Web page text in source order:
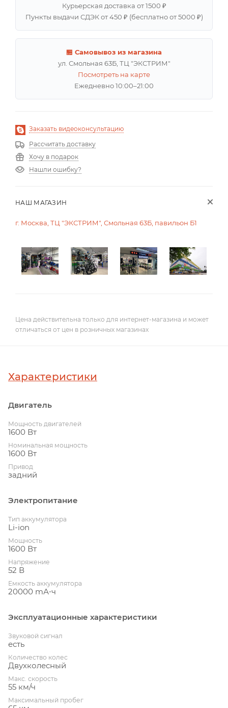
Курьерская доставка от 1500 ₽
Пункты выдачи СДЭК от 450 ₽ (бесплатно от 5000 ₽)
🏪 Самовывоз из магазина
ул. Смольная 63Б, ТЦ "ЭКСТРИМ"
Посмотреть на карте
Ежедневно 10:00–21:00
Заказать видеоконсультацию
Рассчитать доставку
Хочу в подарок
Нашли ошибку?
НАШ МАГАЗИН
г. Москва, ТЦ "ЭКСТРИМ", Смольная 63Б, павильон Б1
Цена действительна только для интернет-магазина и может
отличаться от цен в розничных магазинах
Характеристики
Двигатель
Мощность двигателей
1600 Вт
Номинальная мощность
1600 Вт
Привод
задний
Электропитание
Тип аккумулятора
Li-ion
Мощность
1600 Вт
Напряжение
52 В
Емкость аккумулятора
20000 mА⋅ч
Эксплуатационные характеристики
Звуковой сигнал
есть
Количество колес
Двухколесный
Макс. скорость
55 км/ч
Максимальный пробег